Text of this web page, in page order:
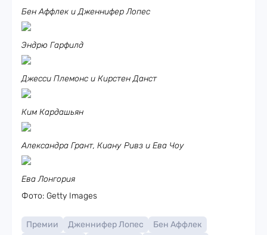
Бен Аффлек и Дженнифер Лопес
Эндрю Гарфилд
Джесси Племонс и Кирстен Данст
Ким Кардашьян
Александра Грант, Киану Ривз и Ева Чоу
Ева Лонгория
Фото: Getty Images
Премии Дженнифер Лопес
Бен Аффлек